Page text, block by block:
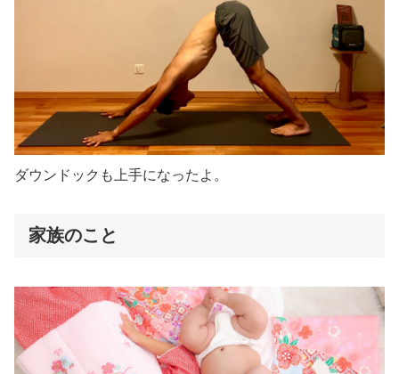
ダウンドックも上手になったよ。
家族のこと